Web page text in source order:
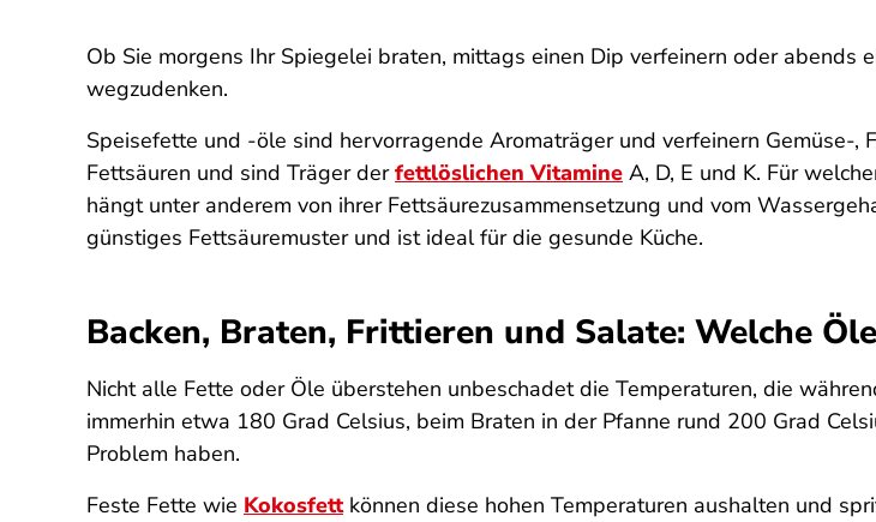
Ob Sie morgens Ihr Spiegelei braten, mittags einen Dip verfeinern oder abends
wegzudenken.
Speisefette und -öle sind hervorragende Aromaträger und verfeinern Gemüse-,
Fettsäuren und sind Träger derfettlöslichen Vitamine A, D, E und K. Für
hängt unter anderem von ihrer Fettsäurezusammensetzung und vom
günstiges Fettsäuremuster und ist ideal für die gesunde Küche.
Backen, Braten, Frittieren und Salate: Welche
Nicht alle Fette oder Öle überstehen unbeschadet die Temperaturen, die
immerhin etwa 180 Grad Celsius, beim Braten in der Pfanne rund 200 Grad
Problem haben.
Feste Fette wie Kokosfettkönnen diese hohen Temperaturen aushalten und